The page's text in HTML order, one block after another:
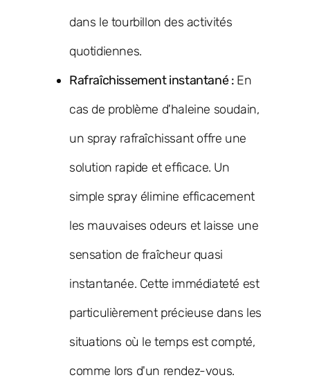
dans le tourbillon des activités
quotidiennes.
Rafraîchissement instantané : En
cas de problème d'haleine soudain,
un spray rafraîchissant offre une
solution rapide et efficace. Un
simple spray élimine efficacement
les mauvaises odeurs et laisse une
sensation de fraîcheur quasi
instantanée. Cette immédiateté est
particulièrement précieuse dans les
situations où le temps est compté,
comme lors d'un rendez-vous.